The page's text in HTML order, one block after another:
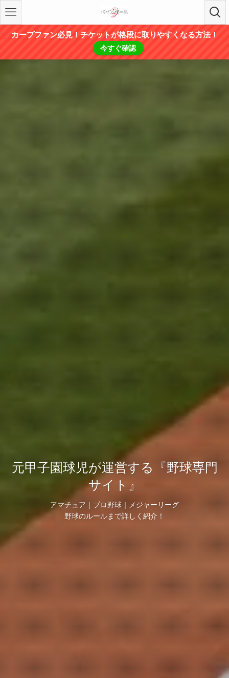
カープファン必見！チケットが格段に取りやすくなる方法！
今すぐ確認
元甲子園球児が運営する『野球専門
サイト』
アマチュア｜プロ野球｜メジャーリーグ
野球のルールまで詳しく紹介！